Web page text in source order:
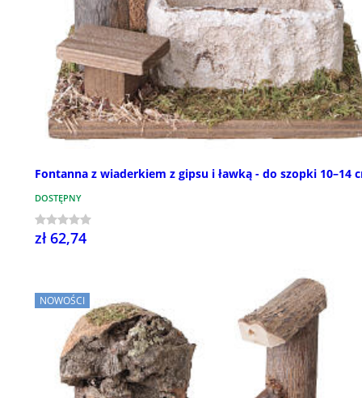
Fontanna z wiaderkiem z gipsu i ławką - do szopki 10–14
DOSTĘPNY
zł 62,74
NOWOŚCI